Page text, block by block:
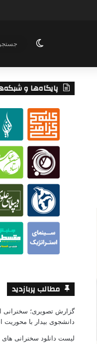
تغییر
پایگاه‌ها و
مطالب پربازدید
گزارش تصویری؛
دانشجوی بیدار با محوریت